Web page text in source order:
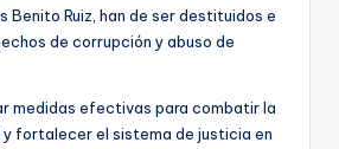
Benito Ruiz, han de ser destituidos e
de corrupción y abuso de
medidas efectivas para combatir la
fortalecer el sistema de justicia en